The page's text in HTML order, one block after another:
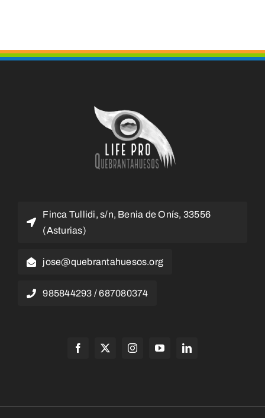
Finca Tullidi, s/n, Benia de Onís, 33556
(Asturias)
jose@quebrantahuesos.org
985844293 / 687080374